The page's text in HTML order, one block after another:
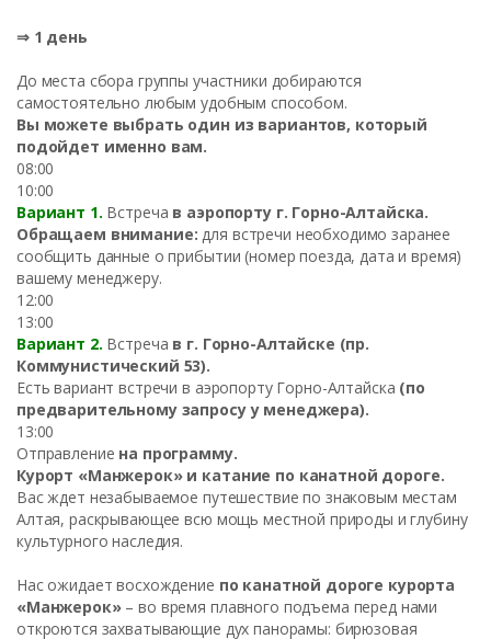
⇒ 1 день
До места сбора группы участники добираются
самостоятельно любым удобным способом.
Вы можете выбрать один из вариантов, который
подойдет именно вам.
08:00
10:00
Вариант 1. Встреча в аэропорту г. Горно-Алтайска.
Обращаем внимание: для встречи необходимо заранее
сообщить данные о прибытии (номер поезда, дата и время)
вашему менеджеру.
12:00
13:00
Вариант 2. Встреча в г. Горно-Алтайске (пр.
Коммунистический 53).
Есть вариант встречи в аэропорту Горно-Алтайска (по
предварительному запросу у менеджера).
13:00
Отправление на программу.
Курорт «Манжерок» и катание по канатной дороге.
Вас ждет незабываемое путешествие по знаковым местам
Алтая, раскрывающее всю мощь местной природы и глубину
культурного наследия.
Нас ожидает восхождение по канатной дороге курорта
«Манжерок»– во время плавного подъема перед нами
откроются захватывающие дух панорамы: бирюзовая